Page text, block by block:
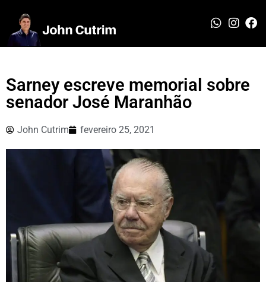
Sarney escreve memorial sobre
senador José Maranhão
John Cutrim fevereiro 25, 2021